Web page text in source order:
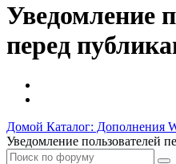
Уведомление
перед
Домой Каталог: Дополнения
Уведомление пользователей